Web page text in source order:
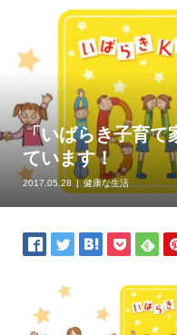
「いばらき子育て
ています！
2017.05.28 健康な生活